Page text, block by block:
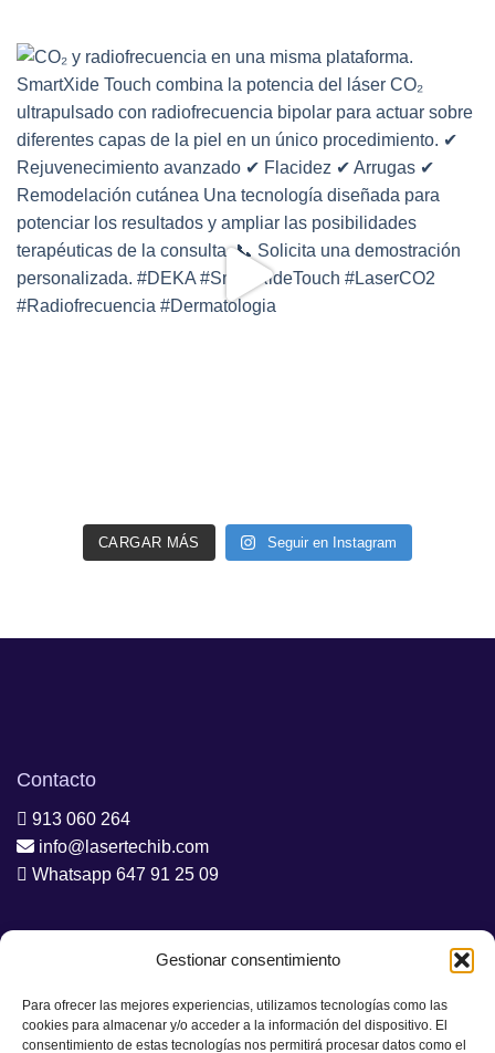
Gestionar consentimiento
Para ofrecer las mejores experiencias, utilizamos tecnologías como las
cookies para almacenar y/o acceder a la información del dispositivo. El
consentimiento de estas tecnologías nos permitirá procesar datos como el
CARGAR MÁS Seguir en Instagram
Contacto
913 060 264
info@lasertechib.com
Whatsapp 647 91 25 09
Madrid, España